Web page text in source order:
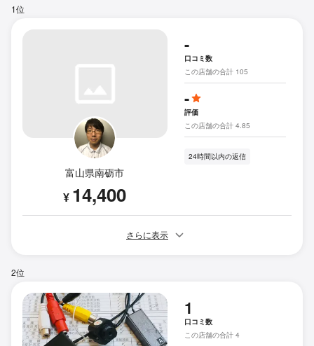
1位
富山県南砺市
¥ 14,400
-
口コミ数
この店舗の合計 105
-
評価
この店舗の合計 4.85
24時間以内の返信
さらに表示
2位
1
口コミ数
この店舗の合計 4